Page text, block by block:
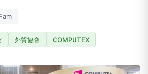
外貿協會 COMPUTEX